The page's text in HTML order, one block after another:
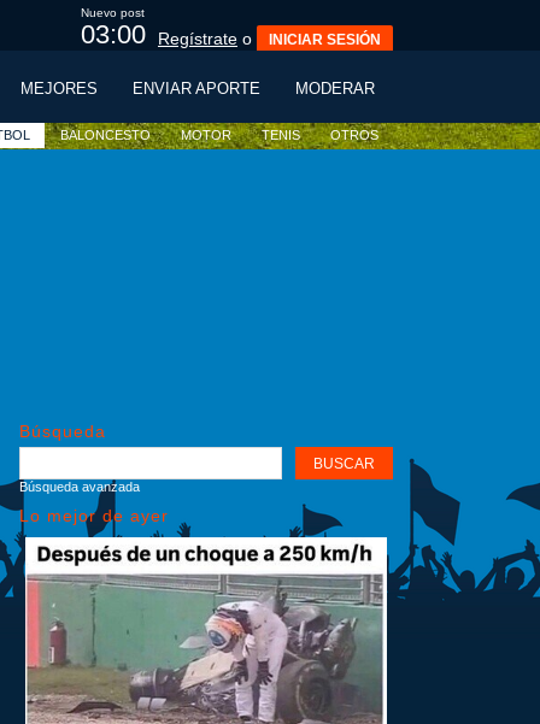
Nuevo post
02:59 Regístrate o INICIAR SESIÓN
MEJORES ENVIAR APORTE MODERAR
BALONCESTO MOTOR TENIS OTROS
Búsqueda
Búsqueda avanzada
Lo mejor de ayer